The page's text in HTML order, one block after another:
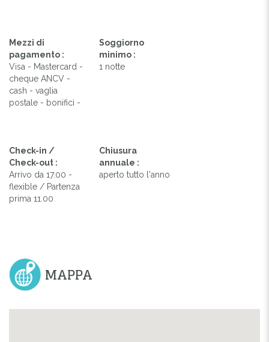
Mezzi di
pagamento :
Visa - Mastercard -
cheque ANCV -
cash - vaglia
postale - bonifici -
Soggiorno
minimo :
1 notte
Check-in /
Check-out :
Arrivo da 17.00 -
flexible / Partenza
prima 11.00
Chiusura
annuale :
aperto tutto l'anno
MAPPA